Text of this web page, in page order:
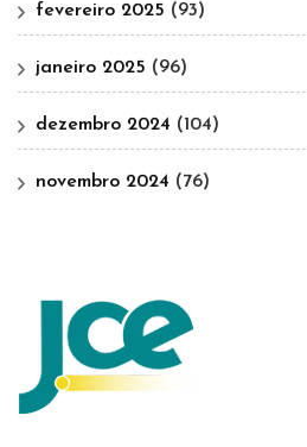
fevereiro 2025 (93)
janeiro 2025 (96)
dezembro 2024 (104)
novembro 2024 (76)